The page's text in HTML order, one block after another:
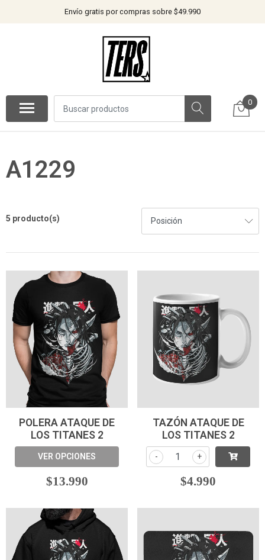
Envío gratis por compras sobre $49.990
0
A1229
5 producto(s)
POLERA ATAQUE DE
LOS TITANES 2
VER OPCIONES
$13.990
TAZÓN ATAQUE DE
LOS TITANES 2
+
-
$4.990